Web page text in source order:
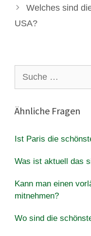
Welches sind
USA?
nach:
Ähnliche Fragen
Ist Paris die
Was ist aktuell das
Kann man einen
mitnehmen?
Wo sind die